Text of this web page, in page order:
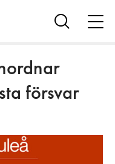
Visa
försvar